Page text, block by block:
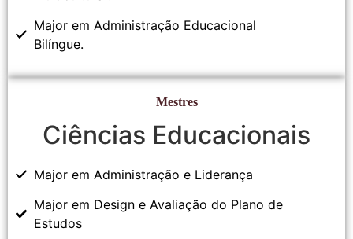
Major em Administração Educacional
Bilíngue.
Mestres
Ciências Educacionais
Major em Administração e Liderança
Major em Design e Avaliação do Plano de
Estudos